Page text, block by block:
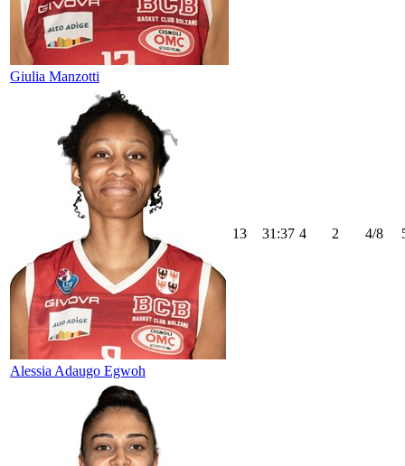
Giulia Manzotti
Alessia Adaugo Egwoh
13 31:37 4 2 4/8